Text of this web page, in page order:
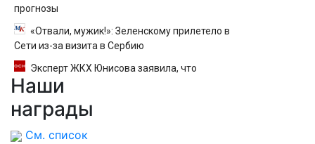
прогнозы
«Отвали, мужик!»: Зеленскому прилетело в
Сети из-за визита в Сербию
Эксперт ЖКХ Юнисова заявила, что
ремонт больше не будет котловым
Наши
награды
См. список